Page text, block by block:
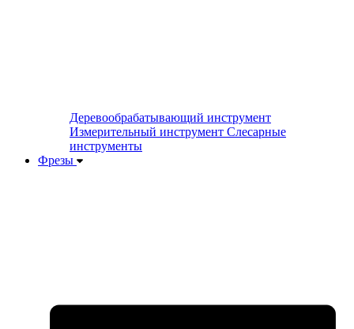
Деревообрабатывающий инструмент
Измерительный инструмент Слесарные
инструменты
Фрезы